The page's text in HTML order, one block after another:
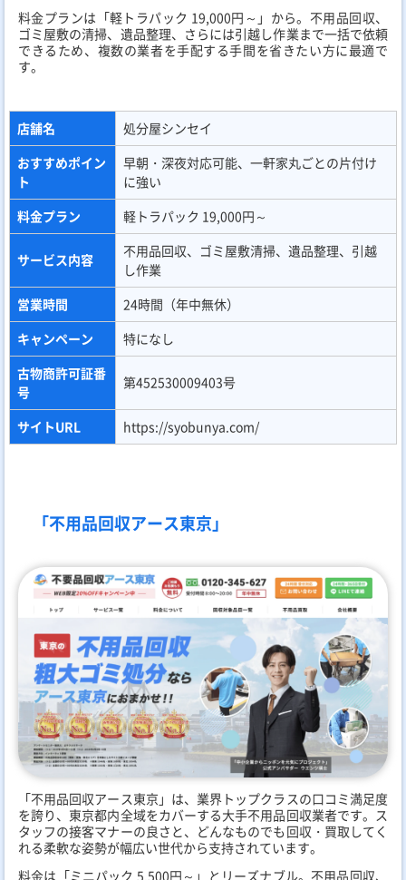
料金プランは「軽トラパック 19,000円～」から。不用品回収、
ゴミ屋敷の清掃、遺品整理、さらには引越し作業まで一括で依頼
できるため、複数の業者を手配する手間を省きたい方に最適で
す。
店舗名
処分屋シンセイ
おすすめポイン
ト
早朝・深夜対応可能、一軒家丸ごとの片付け
に強い
料金プラン
軽トラパック 19,000円～
サービス内容
不用品回収、ゴミ屋敷清掃、遺品整理、引越
し作業
営業時間
24時間（年中無休）
キャンペーン
特になし
古物商許可証番
号
第452530009403号
サイトURL https://syobunya.com/
「不用品回収アース東京」
「不用品回収アース東京」は、業界トップクラスの口コミ満足度
を誇り、東京都内全域をカバーする大手不用品回収業者です。ス
タッフの接客マナーの良さと、どんなものでも回収・買取してく
れる柔軟な姿勢が幅広い世代から支持されています。
料金は「ミニパック 5,500円～」とリーズナブル。不用品回収、